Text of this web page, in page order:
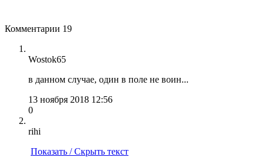
Комментарии 19
Wostok65
в данном случае, один в поле не воин...
13 ноября 2018 12:56
0
rihi
Показать / Скрыть текст